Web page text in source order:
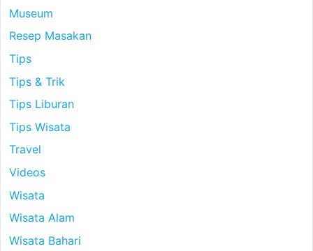
Museum
Resep Masakan
Tips
Tips & Trik
Tips Liburan
Tips Wisata
Travel
Videos
Wisata
Wisata Alam
Wisata Bahari